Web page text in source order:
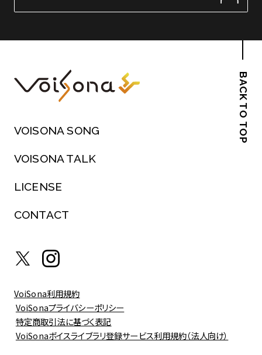
BACK TO TOP
VOISONA SONG
VOISONA TALK
LICENSE
CONTACT
VoiSona利用規約
VoiSonaプライバシーポリシー
特定商取引法に基づく表記
VoiSonaボイスライブラリ登録サービス利用規約（法人向け）